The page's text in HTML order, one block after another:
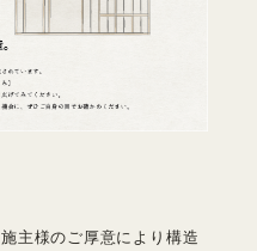
主様のご厚意により構造